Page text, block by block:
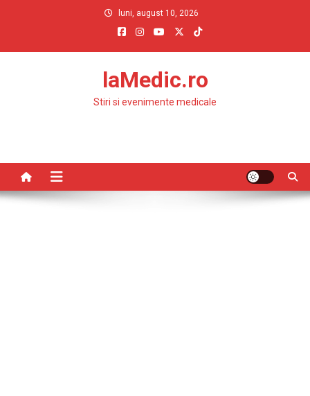
luni, august 10, 2026
laMedic.ro
Stiri si evenimente medicale